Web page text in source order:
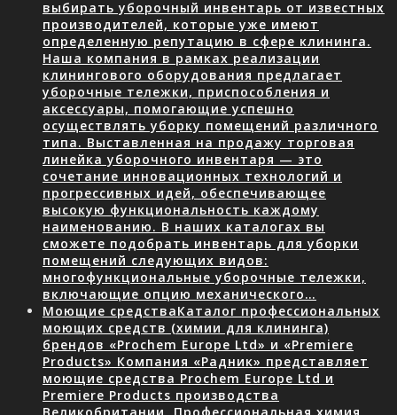
выбирать уборочный инвентарь от известных
производителей, которые уже имеют
определенную репутацию в сфере клининга.
Наша компания в рамках реализации
клинингового оборудования предлагает
уборочные тележки, приспособления и
аксессуары, помогающие успешно
осуществлять уборку помещений различного
типа. Выставленная на продажу торговая
линейка уборочного инвентаря — это
сочетание инновационных технологий и
прогрессивных идей, обеспечивающее
высокую функциональность каждому
наименованию. В наших каталогах вы
сможете подобрать инвентарь для уборки
помещений следующих видов:
многофункциональные уборочные тележки,
включающие опцию механического…
Моющие средстваКаталог профессиональных
моющих средств (химии для клининга)
брендов «Prochem Europe Ltd» и «Premiere
Products» Компания «Радник» представляет
моющие средства Prochem Europe Ltd и
Premiere Products производства